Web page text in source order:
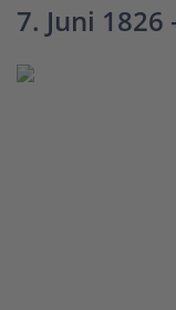
7. Juni